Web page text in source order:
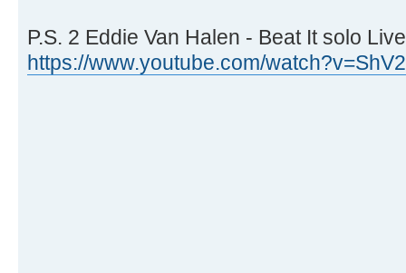
P.S. 2 Eddie Van Halen - Beat It solo
https://www.youtube.com/